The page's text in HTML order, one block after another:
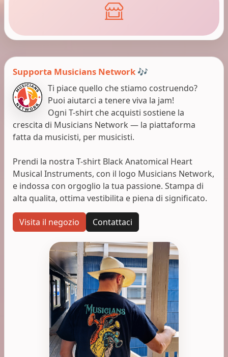
Supporta Musicians Network 🎶
Ti piace quello che stiamo costruendo?
Puoi aiutarci a tenere viva la jam!
Ogni T-shirt che acquisti sostiene la
crescita di Musicians Network — la piattaforma
fatta da musicisti, per musicisti.
Prendi la nostra T-shirt Black Anatomical Heart
Musical Instruments, con il logo Musicians Network,
e indossa con orgoglio la tua passione. Stampa di
alta qualita, ottima vestibilita e piena di significato.
Visita il negozio Contattaci